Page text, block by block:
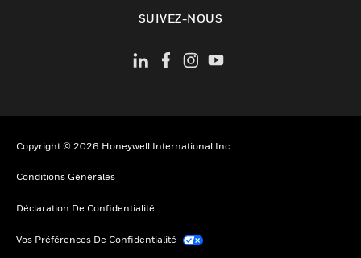
SUIVEZ-NOUS
Copyright © 2026 Honeywell International Inc.
Conditions Générales
Déclaration De Confidentialité
Vos Préférences De Confidentialité